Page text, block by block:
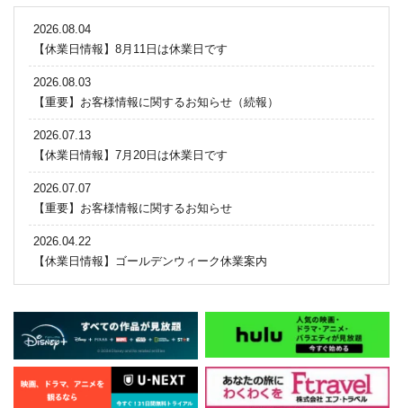
2026.08.04
【休業日情報】8月11日は休業日です
2026.08.03
【重要】お客様情報に関するお知らせ（続報）
2026.07.13
【休業日情報】7月20日は休業日です
2026.07.07
【重要】お客様情報に関するお知らせ
2026.04.22
【休業日情報】ゴールデンウィーク休業案内